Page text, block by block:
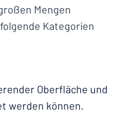
Mengen
Kategorien
Oberfläche und
werden können.